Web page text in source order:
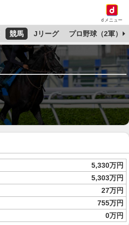
dメニュー
競馬 Jリーグ プロ野球（2軍）
5,330万円
5,303万円
27万円
755万円
0万円